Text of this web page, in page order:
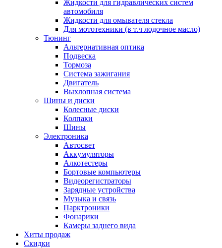
Жидкости для гидравлических систем
автомобиля
Жидкости для омывателя стекла
Для мототехники (в т.ч лодочное масло)
Тюнинг
Альтернативная оптика
Подвеска
Тормоза
Система зажигания
Двигатель
Выхлопная система
Шины и диски
Колесные диски
Колпаки
Шины
Электроника
Автосвет
Аккумуляторы
Алкотестеры
Бортовые компьютеры
Видеорегистраторы
Зарядные устройства
Музыка и связь
Парктроники
Фонарики
Камеры заднего вида
Хиты продаж
Скидки